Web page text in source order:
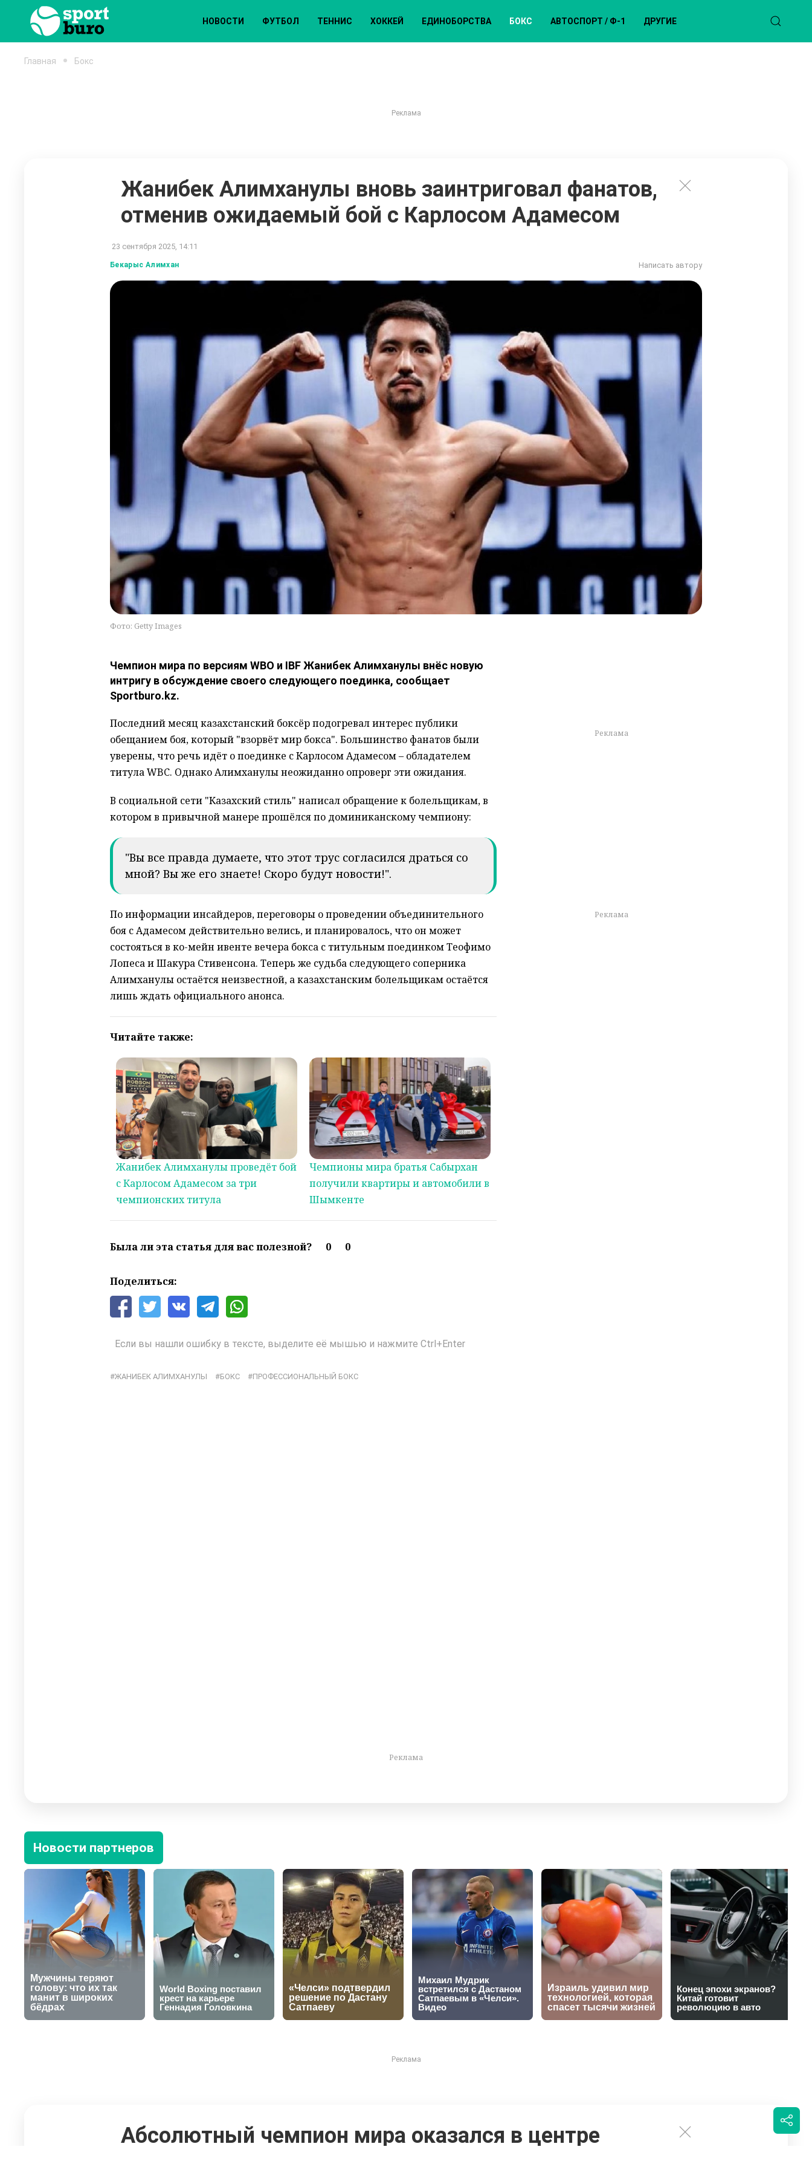
НОВОСТИ ФУТБОЛ ТЕННИС ХОККЕЙ ЕДИНОБОРСТВА БОКС АВТОСПОРТ / Ф-1 ДРУГИЕ
Главная Бокс
Жанибек Алимханулы вновь заинтриговал фанатов,
отменив ожидаемый бой с Карлосом Адамесом
23 сентября 2025, 14:11
Бекарыс Алимхан Написать автору
Фото: Getty Images
Чемпион мира по версиям WBO и IBF Жанибек Алимханулы внёс новую
интригу в обсуждение своего следующего поединка, сообщает
Sportburo.kz.
Последний месяц казахстанский боксёр подогревал интерес публики
обещанием боя, который "взорвёт мир бокса". Большинство фанатов были
уверены, что речь идёт о поединке с Карлосом Адамесом – обладателем
титула WBC. Однако Алимханулы неожиданно опроверг эти ожидания.
В социальной сети "Казахский стиль" написал обращение к болельщикам, в
котором в привычной манере прошёлся по доминиканскому чемпиону:
"Вы все правда думаете, что этот трус согласился драться со
мной? Вы же его знаете! Скоро будут новости!".
По информации инсайдеров, переговоры о проведении объединительного
боя с Адамесом действительно велись, и планировалось, что он может
состояться в ко-мейн ивенте вечера бокса с титульным поединком Теофимо
Лопеса и Шакура Стивенсона. Теперь же судьба следующего соперника
Алимханулы остаётся неизвестной, а казахстанским болельщикам остаётся
лишь ждать официального анонса.
Читайте также:
Жанибек Алимханулы проведёт бой
с Карлосом Адамесом за три
чемпионских титула
Чемпионы мира братья Сабырхан
получили квартиры и автомобили в
Шымкенте
Была ли эта статья для вас полезной? 0 0
Поделиться:
Если вы нашли ошибку в тексте, выделите её мышью и нажмите Ctrl+Enter
ЖАНИБЕК АЛИМХАНУЛЫ БОКС ПРОФЕССИОНАЛЬНЫЙ БОКС
Новости партнеров
Абсолютный чемпион мира оказался в центре